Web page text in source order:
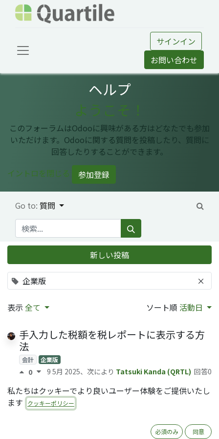
サインイン
お問い合わせ
ヘルプ
ようこそ！
このフォーラムはOdooに興味がある方はどなたでも参加
いただけます。Odooに関する質問を投稿したり、質問に
回答したりすることができます。
イントロを閉じる
参加登録
Go to: 質問
企業版 ×
新しい投稿
表示 全て ソート順 活動日
手入力した税額を税レポートに表示する方
法
会計 企業版
0 9 5月 2025、次により Tatsuki Kanda (QRTL) 回答0
Odooの製造関連の仕訳を解説
会計 在庫 製造
私たちはクッキーでより良いユーザー体験をご提供いたし
ます
クッキーポリシー
必須のみ 同意